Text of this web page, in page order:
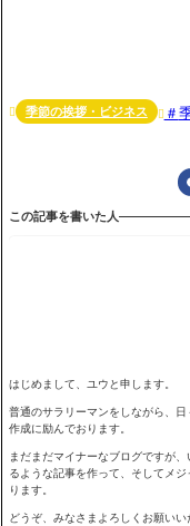
 季節の挨拶・ビジネス 
この記事を書いた人
はじめまして、ユウと申します。
普通のサラリーマンをしながら、
作成に励んでおります。
まだまだマイナーなブログですが
るような記事を作って、そしてメ
ります。
どうぞ、みなさまよろしくお願いい